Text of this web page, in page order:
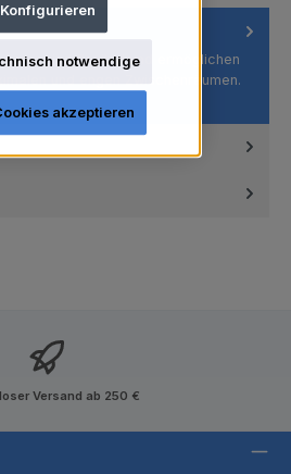
sind flexibel und ermöglichen
und engen Zwischenräumen.
Versand ab 250 €
notwendige
Konfigurieren
akzeptieren